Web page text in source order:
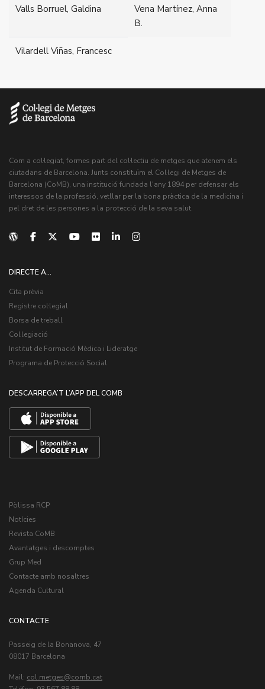
Valls Borruel, Galdina
Vena Martínez, Anna
B.
Vilardell Viñas, Francesc
Com a col·legiat, formes part del col·lectiu de metges que atenem els
ciutadans de Barcelona. Junts constituïm el Col·legi de Metges de
Barcelona (CoMB), una institució fundada l'any 1894 per defensar els
interessos de la professió, vetllar per la bona pràctica de la medicina i
pel dret de les persones a la protecció de la seva salut.
DIRECTE A...
Cita prèvia
Registre col·legial
Borsa de treball
Col·legiació
Institut de Formació Mèdica i Lideratge
Programa de Protecció Social
DESCARREGA’T L’APP DEL COMB
Pòlissa RCP
Notícies
Revista CoMB
Avantatges i descomptes
Grup Med
Contacte amb nosaltres
Agenda Cultural
CONTACTE
Passeig de la Bonanova, 47
08017 Barcelona
Mail: col.metges